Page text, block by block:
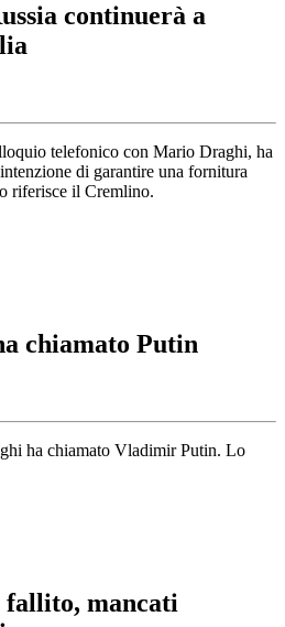
continuerà a
telefonico con Mario Draghi, ha
di garantire una fornitura
riferisce il Cremlino.
chiamato Putin
ha chiamato Vladimir Putin. Lo
mancati